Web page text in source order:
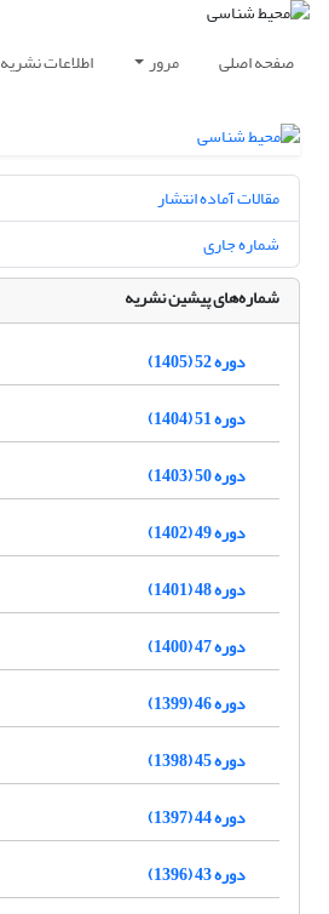
صفحه اصلی مرور اطلاعات نشریه
مقالات آماده انتشار
شماره جاری
شماره‌های پیشین نشریه
دوره 52 (1405)
دوره 51 (1404)
دوره 50 (1403)
دوره 49 (1402)
دوره 48 (1401)
دوره 47 (1400)
دوره 46 (1399)
دوره 45 (1398)
دوره 44 (1397)
دوره 43 (1396)